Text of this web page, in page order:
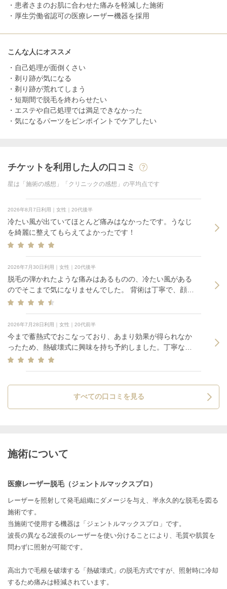
・患者さまのお肌に合わせた痛みを軽減した施術
・厚生労働省認可の医療レーザー機器を採用
こんな人にオススメ
・自己処理が面倒くさい
・剃り跡が気になる
・剃り跡が荒れてしまう
・短期間で脱毛を終わらせたい
・エステや自己処理では満足できなかった
・気になるパーツをピンポイントでケアしたい
チケットを利用した人の口コミ
星は「施術の感想」「クリニックの感想」の平均点です
2026年8月7日利用｜女性｜20代後半
冷たい風が出ていてほとんど痛みはなかったです。うなじ
を綺麗に整えてもらえてよかったです！
2026年7月30日利用｜女性｜20代後半
脱毛の弾かれたような痛みはあるものの、冷たい風がある
のでそこまで気になりませんでした。 背術は丁寧で、顔は
照射後冷たいタオルで冷やしていただけるのでよかったで
2026年7月28日利用｜女性｜20代前半
今まで蓄熱式でおこなっており、あまり効果が得られなか
ったため、熱破壊式に興味を持ち予約しました。丁寧な施
術で、痛みも我慢できました。また伺いたいです。
すべての口コミを見る
施術について
医療レーザー脱毛（ジェントルマックスプロ）
レーザーを照射して発毛組織にダメージを与え、半永久的な脱毛を図る
施術です。
当施術で使用する機器は「ジェントルマックスプロ」です。
波長の異なる2波長のレーザーを使い分けることにより、毛質や肌質を
問わずに照射が可能です。
高出力で毛根を破壊する「熱破壊式」の脱毛方式ですが、照射時に冷却
するため痛みは軽減されています。